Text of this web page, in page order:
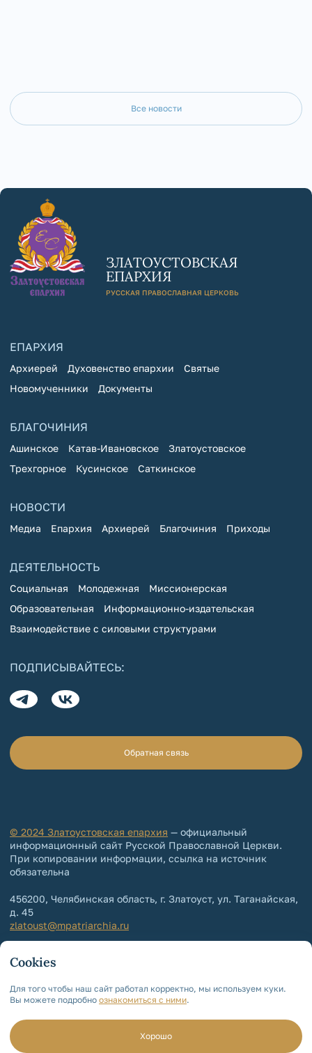
Все новости
ЗЛАТОУСТОВСКАЯ
ЕПАРХИЯ
РУССКАЯ ПРАВОСЛАВНАЯ ЦЕРКОВЬ
ЕПАРХИЯ
Архиерей Духовенство епархии
Святые
Новомученники
Документы
БЛАГОЧИНИЯ
Ашинское Катав-Ивановское
Златоустовское
Трехгорное
Кусинское Саткинское
НОВОСТИ
Медиа Епархия Архиерей Благочиния Приходы
ДЕЯТЕЛЬНОСТЬ
Социальная Молодежная
Миссионерская
Образовательная
Информационно-издательская
Взаимодействие с силовыми структурами
ПОДПИСЫВАЙТЕСЬ:
Обратная связь
© 2024 Златоустовская епархия — официальный
информационный сайт Русской Православной Церкви.
При копировании информации, ссылка на источник
обязательна
456200, Челябинская область, г. Златоуст, ул. Таганайская,
д. 45
zlatoust@mpatriarchia.ru
+7 (3513) 64-64-64
Политика обработки и защиты
персональных данных
Мы используем cookie!
Для чего?
Cookies
Для того чтобы наш сайт работал корректно, мы используем куки.
Вы можете подробно ознакомиться с ними.
Хорошо